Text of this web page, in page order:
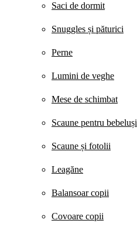
Saci de dormit
Snuggles și păturici
Perne
Lumini de veghe
Mese de schimbat
Scaune pentru bebeluși
Scaune și fotolii
Leagăne
Balansoar copii
Covoare copii